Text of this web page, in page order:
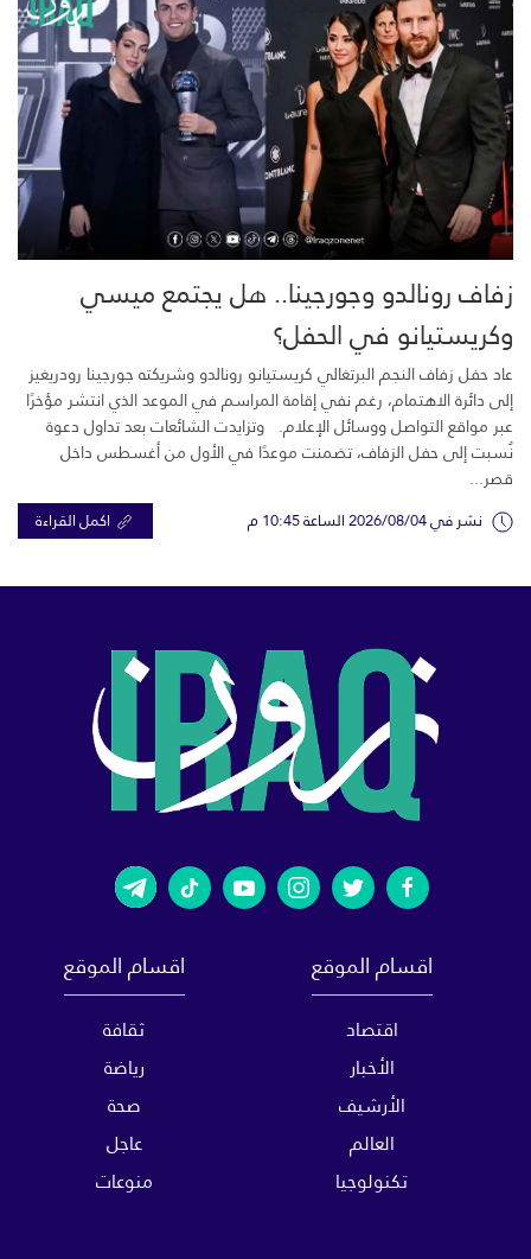
زفاف رونالدو وجورجينا.. هل يجتمع ميسي
وكريستيانو في الحفل؟
عاد حفل زفاف النجم البرتغالي كريستيانو رونالدو وشريكته جورجينا رودريغيز
إلى دائرة الاهتمام، رغم نفي إقامة المراسم في الموعد الذي انتشر مؤخرًا
عبر مواقع التواصل ووسائل الإعلام. وتزايدت الشائعات بعد تداول دعوة
نُسبت إلى حفل الزفاف، تضمنت موعدًا في الأول من أغسطس داخل
قصر...
نشر في 2026/08/04 الساعة 10:45 م اكمل القراءة
اقسام الموقع
اقتصاد
الأخبار
الأرشيف
العالم
تكنولوجيا
اقسام الموقع
ثقافة
رياضة
صحة
عاجل
منوعات